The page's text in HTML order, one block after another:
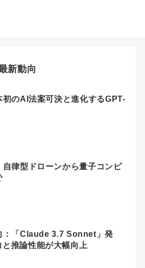
新動向
のAI法案可決と進化するGPT-
律型ドローンから量子コンピ
：「Claude 3.7 Sonnet」発
推論性能が大幅向上